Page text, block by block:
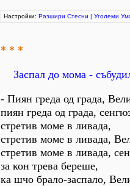
Настройки: Разшири Стесни | Уголеми
* * *
Заспал до мома -
- Пиян греда од града,
пиян греда од града,
стретив моме в ливада,
стретив моме в ливада,
стретив моме в ливада,
за кон трева береше,
ка шчо брало-заспало,